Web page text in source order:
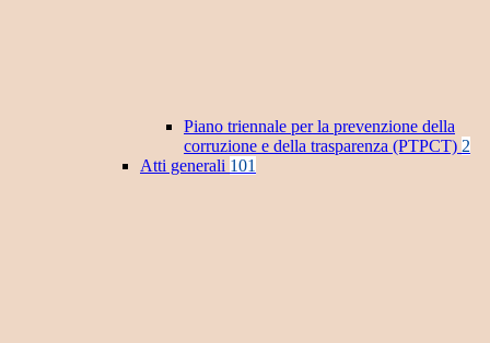
Piano triennale per la prevenzione della
corruzione e della trasparenza (PTPCT) 2
Atti generali 101